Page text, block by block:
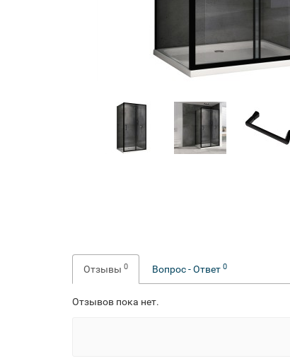
Отзывы 0 Вопрос - Ответ 0
Отзывов пока нет.